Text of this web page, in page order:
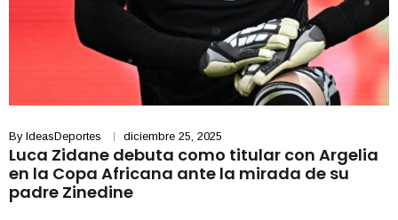
By IdeasDeportes diciembre 25, 2025
Luca Zidane debuta como titular con Argelia
en la Copa Africana ante la mirada de su
padre Zinedine